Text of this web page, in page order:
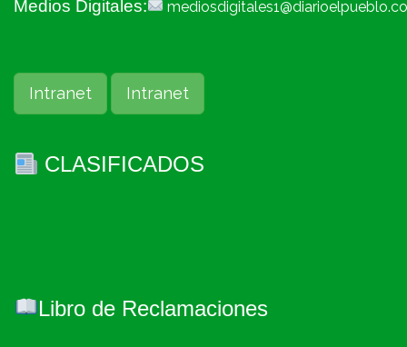
Medios Digitales:
Intranet Intranet
CLASIFICADOS
Libro de Reclamaciones